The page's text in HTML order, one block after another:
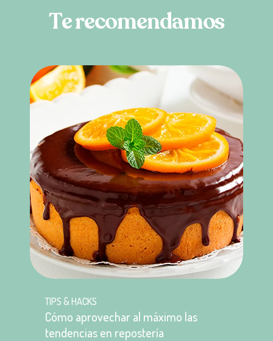
Terecomendamos
TIPS & HACKS
Cómo aprovechar al máximo las
tendencias en repostería